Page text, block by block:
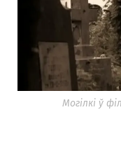
Могілкі ў